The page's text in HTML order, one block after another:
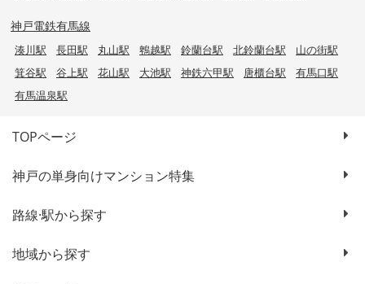
神戸電鉄有馬線
湊川駅 長田駅 丸山駅 鵯越駅 鈴蘭台駅 北鈴蘭台駅
山の街駅
箕谷駅
谷上駅 花山駅 大池駅 神鉄六甲駅 唐櫃台駅
有馬口駅
有馬温泉駅
TOPページ
神戸の単身向けマンション特集
路線·駅から探す
地域から探す